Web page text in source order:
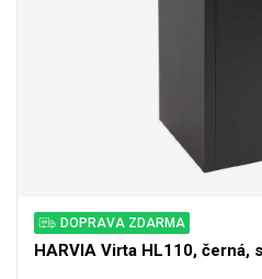
DOPRAVA ZDARMA
HARVIA Virta HL110, černá,